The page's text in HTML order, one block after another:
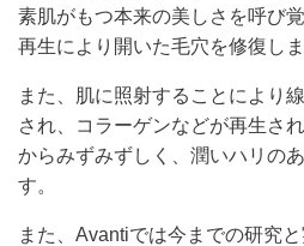
素肌がもつ本来の美しさを呼び
再生により開いた毛穴を修復しま
また、肌に照射することにより
され、コラーゲンなどが再生さ
からみずみずしく、潤いハリの
す。
また、Avantiでは今までの研究